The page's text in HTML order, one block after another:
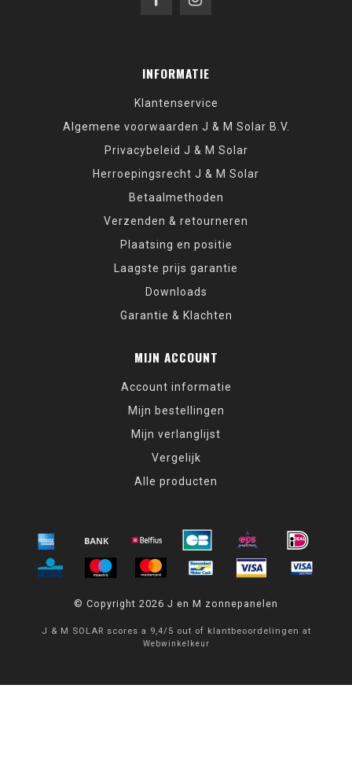
INFORMATIE
Klantenservice
Algemene voorwaarden J & M Solar B.V.
Privacybeleid J & M Solar
Herroepingsrecht J & M Solar
Betaalmethoden
Verzenden & retourneren
Plaatsing en positie
Laagste prijs garantie
Downloads
Garantie & Klachten
MIJN ACCOUNT
Account informatie
Mijn bestellingen
Mijn verlanglijst
Vergelijk
Alle producten
© Copyright 2026 J en M zonnepanelen
J & M SOLAR scores a 9,4/ 5 out of klantbeoordelingen at
Webwinkelkeur